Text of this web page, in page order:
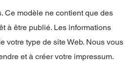
Ce modèle ne contient que des
à être publié. Les informations
votre type de site Web. Nous vous
et à créer votre impressum.